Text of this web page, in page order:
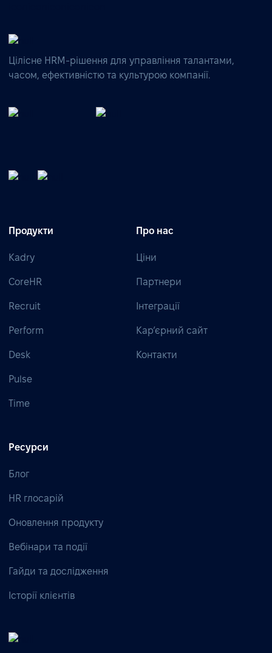
Цілісне HRM-рішення для управління талантами,
часом, ефективністю та культурою компанії.
Продукти
Kadry
CoreHR
Recruit
Perform
Desk
Pulse
Time
Про нас
Ціни
Партнери
Інтеграції
Кар’єрний сайт
Контакти
Ресурси
Блог
HR глосарій
Оновлення продукту
Вебінари та події
Гайди та дослідження
Історії клієнтів